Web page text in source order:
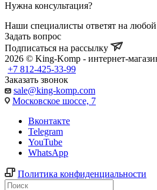
Нужна консультация?
Наши специалисты ответят на
Задать вопрос
Подписаться на рассылку
2026 © King-Komp - интернет-
+7 812-425-33-99
Заказать звонок
sale@king-komp.com
Московское шоссе, 7
Вконтакте
Telegram
YouTube
WhatsApp
Политика конфиденциальности